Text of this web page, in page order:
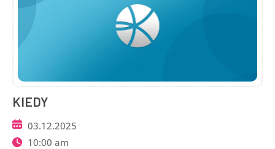
KIEDY
03.12.2025
10:00 am